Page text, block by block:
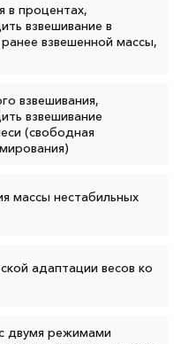
в процентах,
взвешивание в
взвешенной массы,
взвешивания,
взвешивание
(свободная
массы нестабильных
адаптации весов ко
двумя режимами